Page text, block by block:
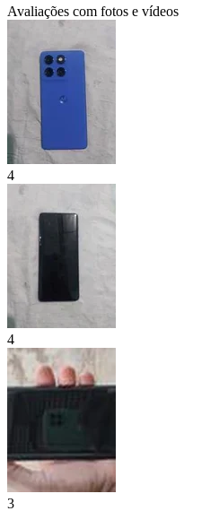
Avaliações com fotos e vídeos
4
4
3